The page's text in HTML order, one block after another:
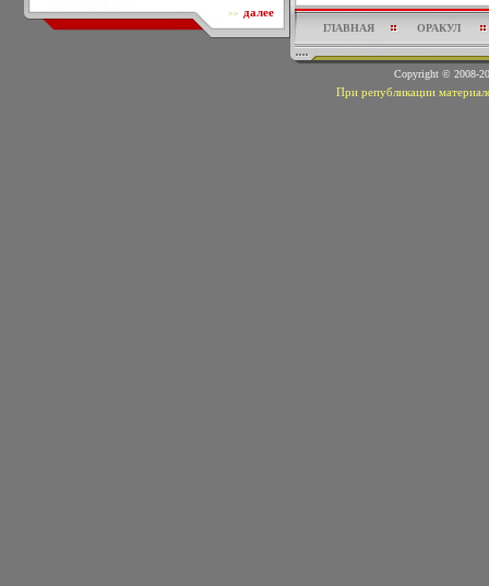
>> далее
ГЛАВНАЯ ОРАКУЛ
Copyright © 2008-
При републикации